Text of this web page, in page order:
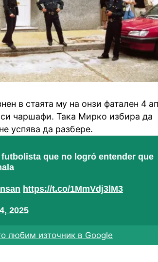
в стаята му на онзи фатален 4
чаршафи. Така Мирко избира да
успява да разбере.
que no logró entender que
https://t.co/1MmVdj3lM3
2025
любим източник в Google